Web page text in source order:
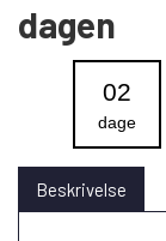
dagen
02
dage
Beskrivelse